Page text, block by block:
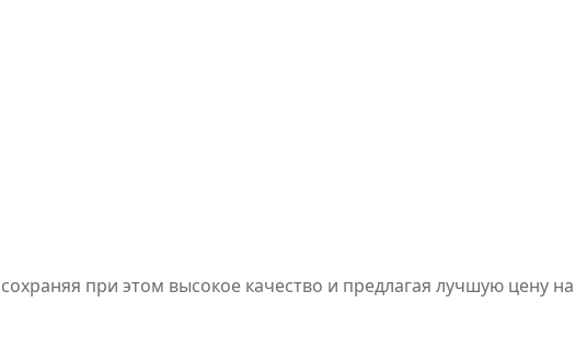
при этом высокое качество и предлагая лучшую цену на